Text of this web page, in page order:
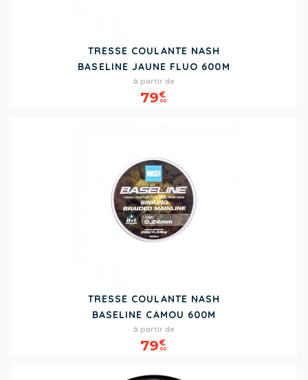
TRESSE COULANTE NASH
BASELINE JAUNE FLUO 600M
Prix
à partir de
79€
00
TRESSE COULANTE NASH
BASELINE CAMOU 600M
Prix
à partir de
79€
00